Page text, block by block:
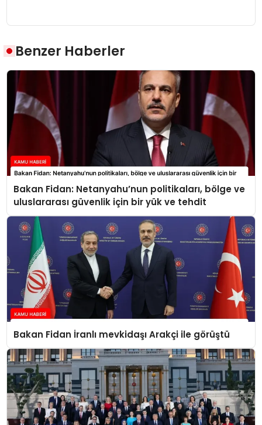
Benzer Haberler
Bakan Fidan: Netanyahu’nun politikaları, bölge ve
uluslararası güvenlik için bir yük ve tehdit
Bakan Fidan İranlı mevkidaşı Arakçi ile görüştü